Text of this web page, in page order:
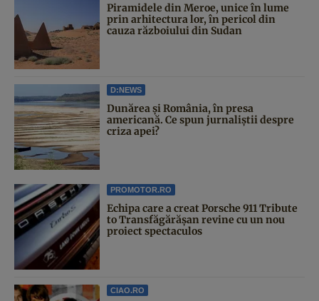
Piramidele din Meroe, unice în lume
prin arhitectura lor, în pericol din
cauza războiului din Sudan
D:NEWS
Dunărea și România, în presa
americană. Ce spun jurnaliștii despre
criza apei?
PROMOTOR.RO
Echipa care a creat Porsche 911 Tribute
to Transfăgărășan revine cu un nou
proiect spectaculos
CIAO.RO